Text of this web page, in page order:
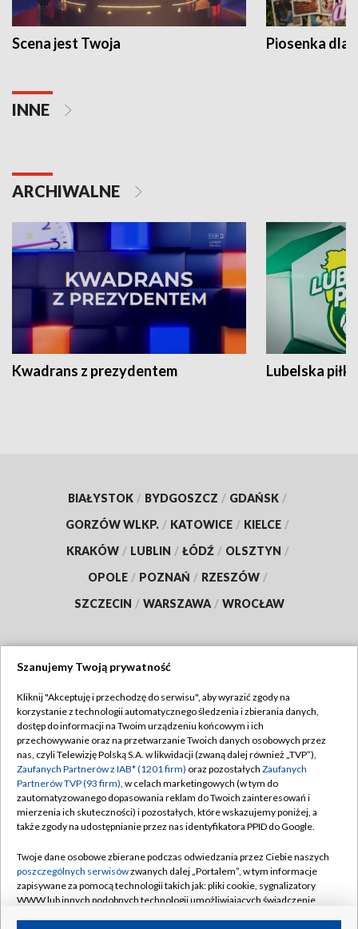
Scena jest Twoja Piosenka dla
INNE
ARCHIWALNE
Kwadrans z prezydentem Lubelska piłka
BIAŁYSTOK / BYDGOSZCZ / GDAŃSK /
GORZÓW WLKP. / KATOWICE / KIELCE /
KRAKÓW / LUBLIN / ŁÓDŹ / OLSZTYN /
OPOLE / POZNAŃ / RZESZÓW /
SZCZECIN / WARSZAWA / WROCŁAW
TVP
Abonament TVP
Emisja w TVP
Centrum informacji TVP
Naziemna Telewizja Cyfrowa
Rada Programowa
System NOS
Informacje o nadawcy
Regulamin TVP
Polityka prywatności
Moje zgody
Pomoc
Kontakt
Kanały
Szanujemy Twoją prywatność
Kliknij "Akceptuję i przechodzę do serwisu", aby wyrazić zgody na
korzystanie z technologii automatycznego śledzenia i zbierania danych,
dostęp do informacji na Twoim urządzeniu końcowym i ich
przechowywanie oraz na przetwarzanie Twoich danych osobowych przez
nas, czyli Telewizję Polską S.A. w likwidacji (zwaną dalej również „TVP”),
Zaufanych Partnerów z IAB* (1201 firm) oraz pozostałych Zaufanych
Partnerów TVP (93 firm), w celach marketingowych (w tym do
zautomatyzowanego dopasowania reklam do Twoich zainteresowań i
mierzenia ich skuteczności) i pozostałych, które wskazujemy poniżej, a
także zgody na udostępnianie przez nas identyfikatora PPID do Google.
Twoje dane osobowe zbierane podczas odwiedzania przez Ciebie naszych
poszczególnych serwisówzwanych dalej „Portalem”, w tym informacje
zapisywane za pomocą technologii takich jak: pliki cookie, sygnalizatory
WWW lub innych podobnych technologii umożliwiających świadczenie